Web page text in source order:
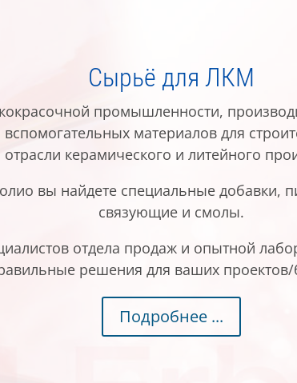
Сырьё для ЛКМ
промышленности,
вспомогательных материалов для
отрасли керамического и литейного
вы найдете специальные добавки,
связующие и смолы.
отдела продаж и опытной
решения для ваших проектов/
Подробнее ...